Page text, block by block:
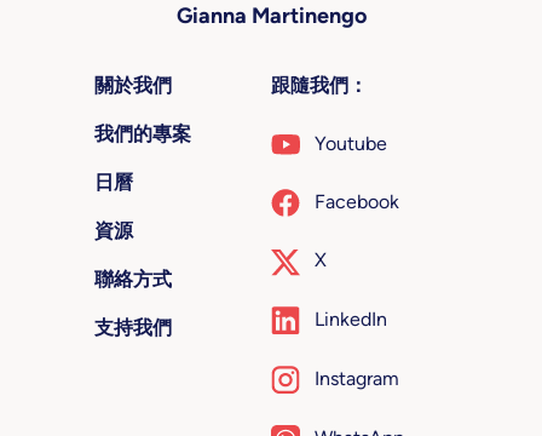
Gianna Martinengo
關於我們
我們的專案
日曆
資源
聯絡方式
支持我們
跟隨我們：
Youtube
Facebook
X
LinkedIn
Instagram